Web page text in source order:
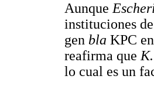
Aunque
instituciones
gen bla KPC
reafirma que
lo cual es un